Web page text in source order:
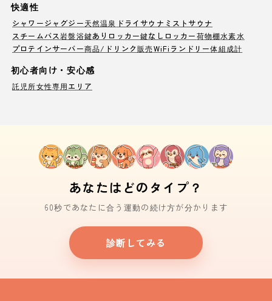
快適性
シャワージャグジー天然温泉 ドライサウナ ミストサウナ
スチームバス岩盤浴鍵ありロッカー鍵なしロッカー荷物棚水素水
プロテインサーバー商品/ドリンク販売WiFi ランドリー体組成計
初心者向け・安心感
託児所女性専用エリア
あなたはどのタイプ？
60秒であなたに合う運動の続け方が分かります
診断してみる